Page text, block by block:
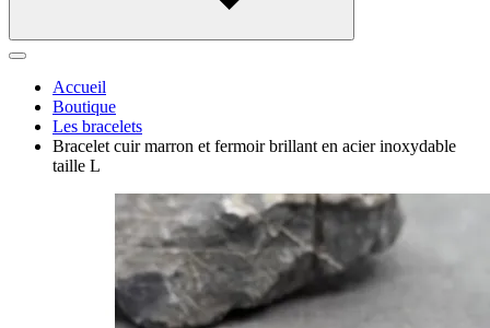
Accueil
Boutique
Les bracelets
Bracelet cuir marron et fermoir brillant en acier inoxydable
taille L